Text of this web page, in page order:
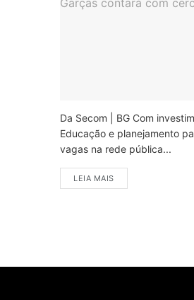
Da Secom | BG Com
Educação e planejamento
vagas na rede pública...
LEIA MAIS